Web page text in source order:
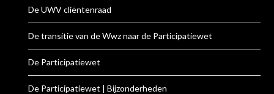
De UWV cliëntenraad
De transitie van de Wwz naar de Participatiewet
De Participatiewet
De Participatiewet | Bijzonderheden